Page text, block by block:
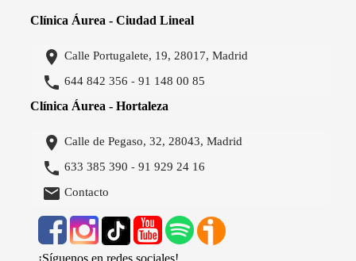
Clínica Áurea - Ciudad Lineal
 Calle Portugalete, 19, 28017, Madrid
 644 842 356 -91 148 00 85
Clínica Áurea - Hortaleza
 Calle de Pegaso, 32, 28043, Madrid
 633 385 390 -91 929 24 16
 Contacto